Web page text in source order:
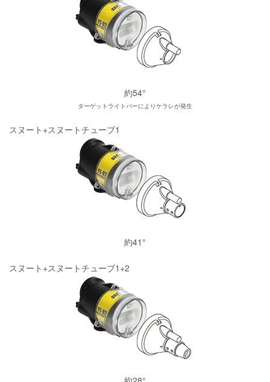
約54°
ターゲットライトバーによりケラレが発生
スヌート+スヌートチューブ1
約41°
スヌート+スヌートチューブ1+2